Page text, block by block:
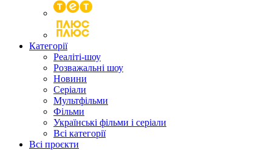
Категорії
Реаліті-шоу
Розважальні шоу
Новини
Серіали
Мультфільми
Фільми
Українські фільми і серіали
Всі категорії
Всі проєкти